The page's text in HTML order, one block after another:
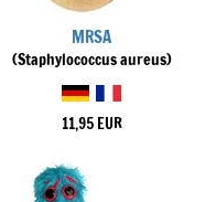
MRSA
(Staphylococcus aureus)
11,95 EUR